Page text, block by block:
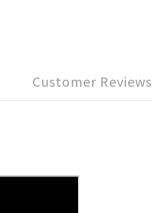
Customer Reviews